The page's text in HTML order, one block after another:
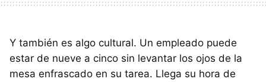
Y también es algo cultural. Un empleado puede
estar de nueve a cinco sin levantar los ojos de la
mesa enfrascado en su tarea. Llega su hora de